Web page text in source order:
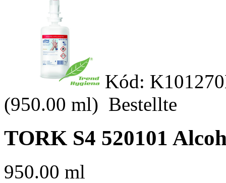
Kód: K101270
(950.00 ml) Bestellte
TORK S4 520101
950.00 ml